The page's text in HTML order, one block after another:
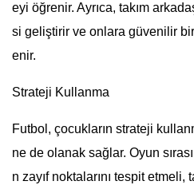
eyi öğrenir. Ayrıca, takım
si geliştirir ve onlara güvenilir
enir.
Strateji Kullanma
Futbol, çocukların strateji
ne de olanak sağlar. Oyun
n zayıf noktalarını tespit etmeli,